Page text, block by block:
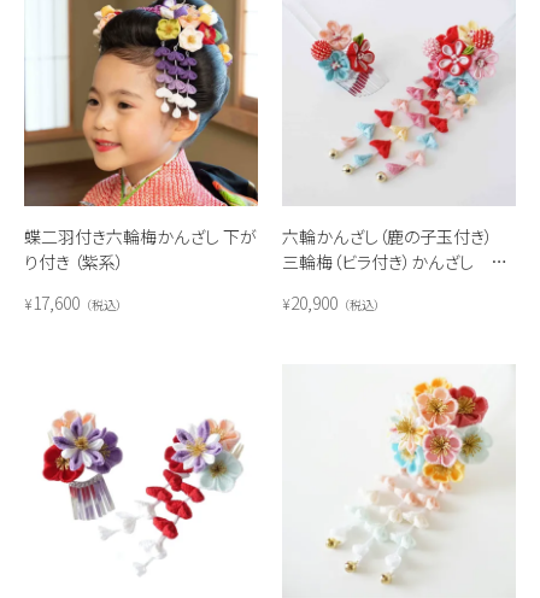
蝶二羽付き六輪梅かんざし 下が
り付き （紫系）
¥17,600 税込
六輪かんざし（鹿の子玉付き）
三輪梅（ビラ付き）かんざし セ
¥20,900 税込